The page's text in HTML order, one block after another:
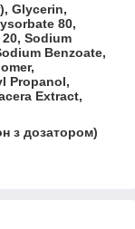
Glycerin,
80,
Sodium
Benzoate,
Propanol,
Extract,
з дозатором)